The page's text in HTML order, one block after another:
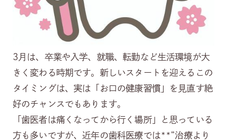
3月は、卒業や入学、就職、転勤など生活環境が大
きく変わる時期です。新しいスタートを迎えるこの
タイミングは、実は「お口の健康習慣」を見直す絶
好のチャンスでもあります。
「歯医者は痛くなってから行く場所」と思っている
方も多いですが、近年の歯科医療では**“治療より